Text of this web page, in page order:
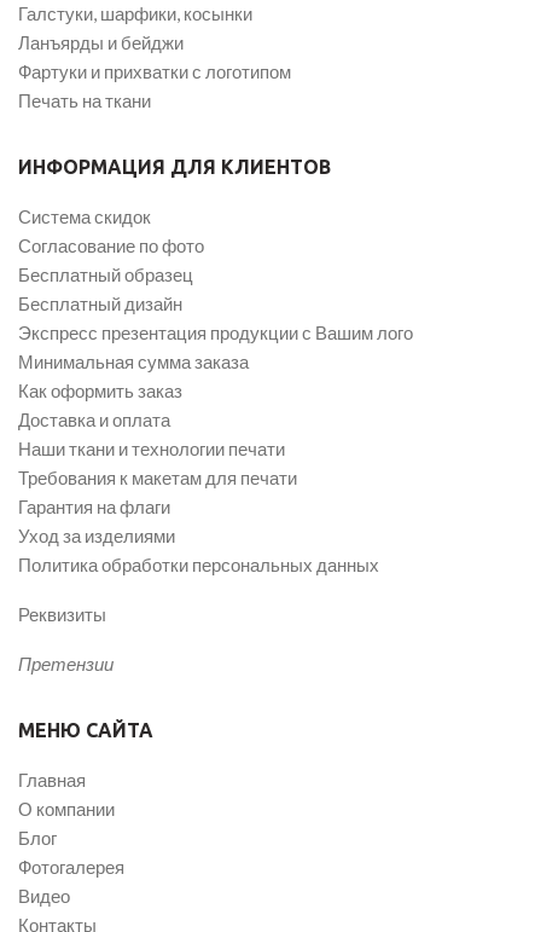
Галстуки, шарфики, косынки
Ланъярды и бейджи
Фартуки и прихватки с логотипом
Печать на ткани
ИНФОРМАЦИЯ ДЛЯ КЛИЕНТОВ
Система скидок
Согласование по фото
Бесплатный образец
Бесплатный дизайн
Экспресс презентация продукции с Вашим лого
Минимальная сумма заказа
Как оформить заказ
Доставка и оплата
Наши ткани и технологии печати
Требования к макетам для печати
Гарантия на флаги
Уход за изделиями
Политика обработки персональных данных
Реквизиты
Претензии
МЕНЮ САЙТА
Главная
О компании
Блог
Фотогалерея
Видео
Контакты